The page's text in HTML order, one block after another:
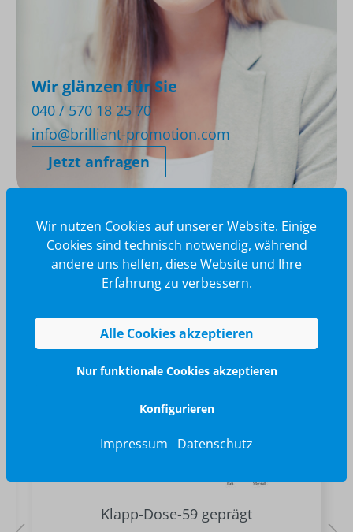
Wir glänzen für Sie
040 / 570 18 25 70
info@brilliant-promotion.com
Jetzt anfragen
Ähnliche Produkte
Klapp-Dose-59 geprägt
Wir nutzen Cookies auf unserer Website. Einige
Cookies sind technisch notwendig, während
andere uns helfen, diese Website und Ihre
Erfahrung zu verbessern.
Alle Cookies akzeptieren
Nur funktionale Cookies akzeptieren
Konfigurieren
Impressum Datenschutz